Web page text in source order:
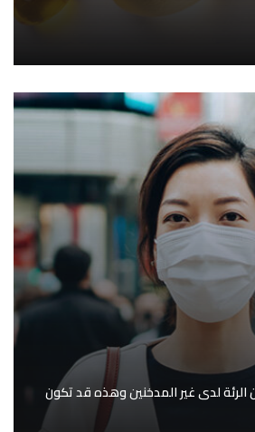
الرئة لدى غير المدخنين وهذه قد تكون